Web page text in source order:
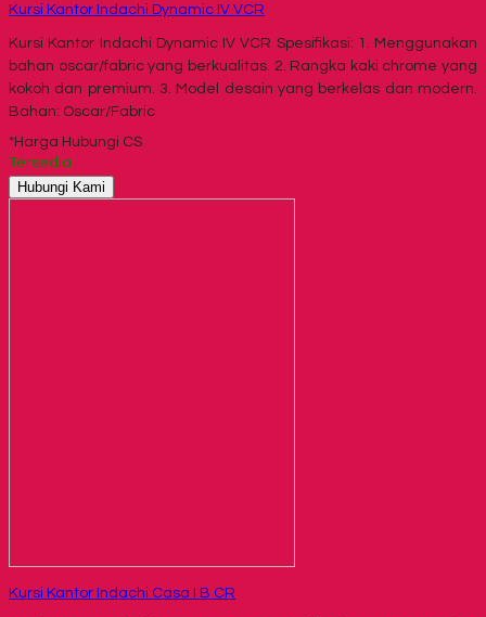
Kursi Kantor Indachi Dynamic IV VCR
Kursi Kantor Indachi Dynamic IV VCR Spesifikasi: 1. Menggunakan
bahan oscar/fabric yang berkualitas. 2. Rangka kaki chrome yang
kokoh dan premium. 3. Model desain yang berkelas dan modern.
Bahan: Oscar/Fabric
*Harga Hubungi CS
Tersedia
Hubungi Kami
Kursi Kantor Indachi Casa I B CR